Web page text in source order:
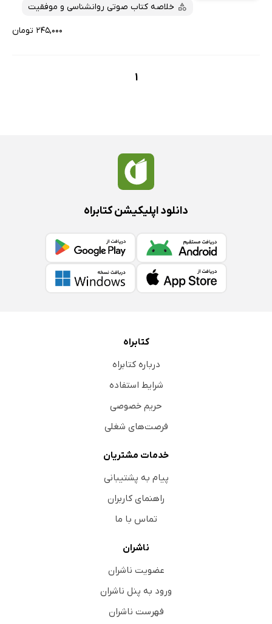
خلاصه کتاب صوتی روانشناسی و موفقیت
۲۴۵,۰۰۰ تومان
1
دانلود اپلیکیشن کتابراه
کتابراه
درباره کتابراه
شرایط استفاده
حریم خصوصی
فرصت‌های شغلی
خدمات مشتریان
پیام به پشتیبانی
راهنمای کاربران
تماس با ما
ناشران
عضویت ناشران
ورود به پنل ناشران
فهرست ناشران